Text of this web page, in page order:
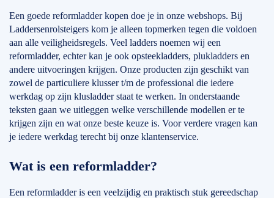
Een goede reformladder kopen doe je in onze webshops. Bij
Laddersenrolsteigers kom je alleen topmerken tegen die voldoen
aan alle veiligheidsregels. Veel ladders noemen wij een
reformladder, echter kan je ook opsteekladders, plukladders en
andere uitvoeringen krijgen. Onze producten zijn geschikt van
zowel de particuliere klusser t/m de professional die iedere
werkdag op zijn klusladder staat te werken. In onderstaande
teksten gaan we uitleggen welke verschillende modellen er te
krijgen zijn en wat onze beste keuze is. Voor verdere vragen kan
je iedere werkdag terecht bij onze klantenservice.
Wat is een reformladder?
Een reformladder is een veelzijdig en praktisch stuk gereedschap